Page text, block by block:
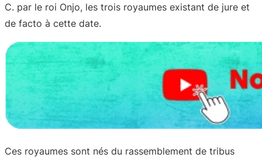
C. par le roi Onjo, les trois royaumes existant de jure et
de facto à cette date.
Ces royaumes sont nés du rassemblement de tribus